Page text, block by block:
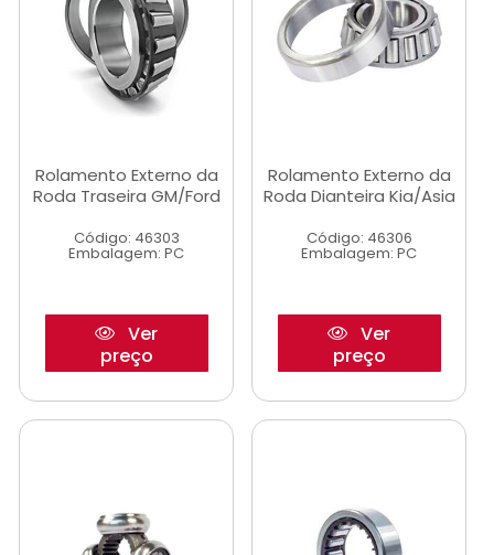
Rolamento Externo da
Roda Traseira GM/Ford
Código: 46303
Embalagem: PC
Ver
preço
Rolamento Externo da
Roda Dianteira Kia/Asia
Código: 46306
Embalagem: PC
Ver
preço